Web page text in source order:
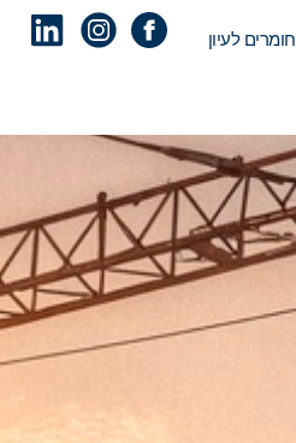
חומרים לעיון